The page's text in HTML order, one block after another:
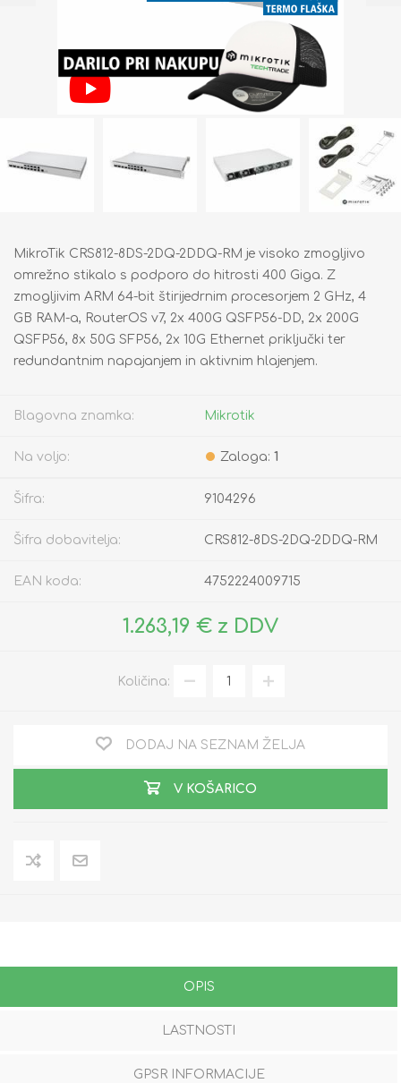
MikroTik CRS812-8DS-2DQ-2DDQ-RM je visoko zmogljivo
omrežno stikalo s podporo do hitrosti 400 Giga. Z
zmogljivim ARM 64-bit štirijedrnim procesorjem 2 GHz, 4
GB RAM-a, RouterOS v7, 2x 400G QSFP56-DD, 2x 200G
QSFP56, 8x 50G SFP56, 2x 10G Ethernet priključki ter
redundantnim napajanjem in aktivnim hlajenjem.
Blagovna znamka: Mikrotik
Na voljo: Zaloga: 1
Šifra: 9104296
Šifra dobavitelja: CRS812-8DS-2DQ-2DDQ-RM
EAN koda: 4752224009715
1.263,19 € z DDV
Količina:
DODAJ NA SEZNAM ŽELJA
V KOŠARICO
OPIS
LASTNOSTI
GPSR INFORMACIJE